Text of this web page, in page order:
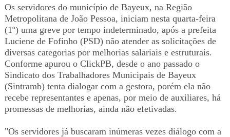
Os servidores do município de Bayeux, na Região
Metropolitana de João Pessoa, iniciam nesta quarta-feira
(1º) uma greve por tempo indeterminado, após a prefeita
Luciene de Fofinho (PSD) não atender as solicitações de
diversas categorias por melhorias salariais e estruturais.
Conforme apurou o ClickPB, desde o ano passado o
Sindicato dos Trabalhadores Municipais de Bayeux
(Sintramb) tenta dialogar com a gestora, porém ela não
recebe representantes e apenas, por meio de auxiliares, há
promessas de melhorias, ainda não efetivadas.
"Os servidores já buscaram inúmeras vezes diálogo com a